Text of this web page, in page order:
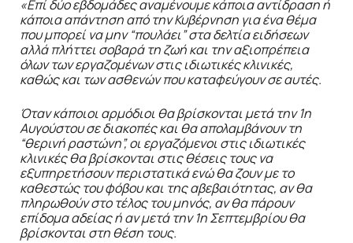
«Επί δύο εβδομάδες αναμένουμε κάποια αντίδραση ή
κάποια απάντηση από την Κυβέρνηση για ένα θέμα
που μπορεί να μην “πουλάει” στα δελτία ειδήσεων
αλλά πλήττει σοβαρά τη ζωή και την αξιοπρέπεια
όλων των εργαζομένων στις ιδιωτικές κλινικές,
καθώς και των ασθενών που καταφεύγουν σε αυτές.
Όταν κάποιοι αρμόδιοι θα βρίσκονται μετά την 1η
Αυγούστου σε διακοπές και θα απολαμβάνουν τη
“θερινή ραστώνη”, οι εργαζόμενοι στις ιδιωτικές
κλινικές θα βρίσκονται στις θέσεις τους να
εξυπηρετήσουν περιστατικά ενώ θα ζουν με το
καθεστώς του φόβου και της αβεβαιότητας, αν θα
πληρωθούν στο τέλος του μηνός, αν θα πάρουν
επίδομα αδείας ή αν μετά την 1η Σεπτεμβρίου θα
βρίσκονται στη θέση τους.